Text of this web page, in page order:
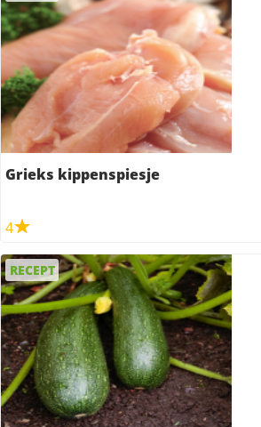
Grieks kippenspiesje
4
RECEPT